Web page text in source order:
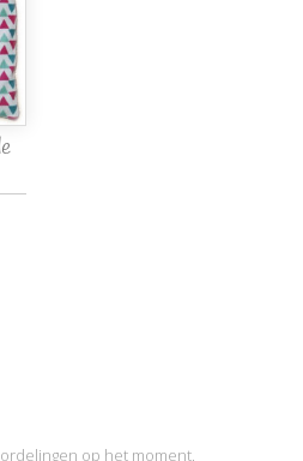
op het moment.